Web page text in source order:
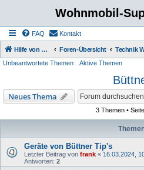
Wohnmobil-
FAQ Kontakt
Hilfe von Womo Fans für Womo Besitzer Foren-Übersicht
Unbeantwortete Themen Aktive Themen
Neues Thema
3 Themen • Seite
Geräte von Büttner Tip's
Letzter Beitrag von frank « 16.03.2024,
Antworten: 2